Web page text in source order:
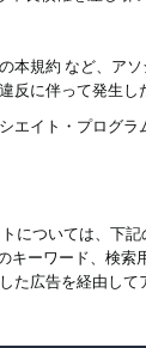
規約 など、ア
反に伴って発生し
イト・プログラ
ついては、下
ーワード、検
た広告を経由し